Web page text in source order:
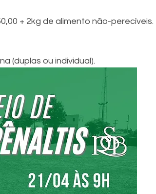
+ 2kg de alimento não-perecíveis.
(duplas ou individual).